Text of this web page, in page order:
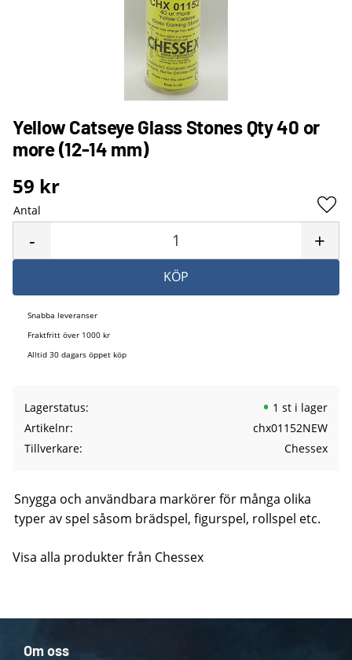
Yellow Catseye Glass Stones Qty 40 or
more (12-14 mm)
59 kr
Antal
+
-
KÖP
Snabba leveranser
Fraktfritt över 1000 kr
Alltid 30 dagars öppet köp
Lagerstatus
1 st i lager
Artikelnr
chx01152NEW
Tillverkare
Chessex
Snygga och användbara markörer för många olika
typer av spel såsom brädspel, figurspel, rollspel etc.
Visa alla produkter från Chessex
Om oss